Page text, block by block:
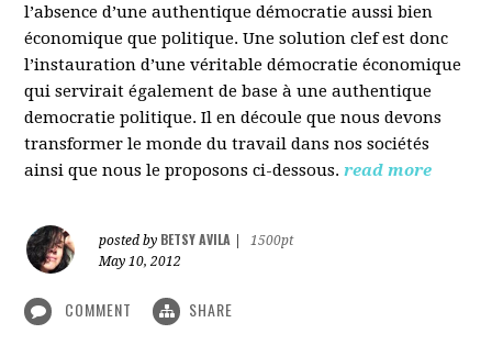
l’absence d’une authentique démocratie aussi bien
économique que politique. Une solution clef est donc
l’instauration d’une véritable démocratie économique
qui servirait également de base à une authentique
democratie politique. Il en découle que nous devons
transformer le monde du travail dans nos sociétés
ainsi que nous le proposons ci-dessous. read more
posted by BETSY AVILA
1500pt
May 10, 2012
COMMENT SHARE